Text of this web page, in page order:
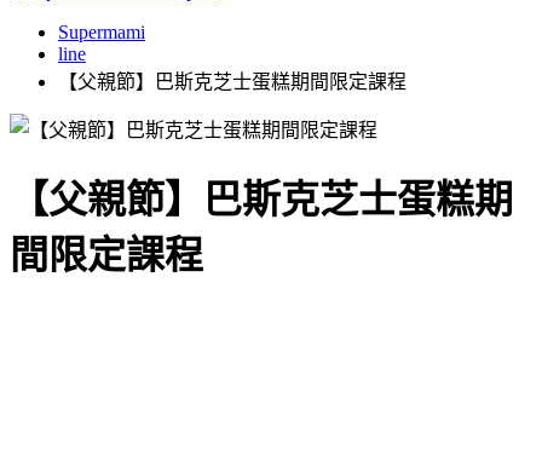
Supermami
line
【父親節】巴斯克芝士蛋糕期間限定課程
【父親節】巴斯克芝士蛋糕期
間限定課程